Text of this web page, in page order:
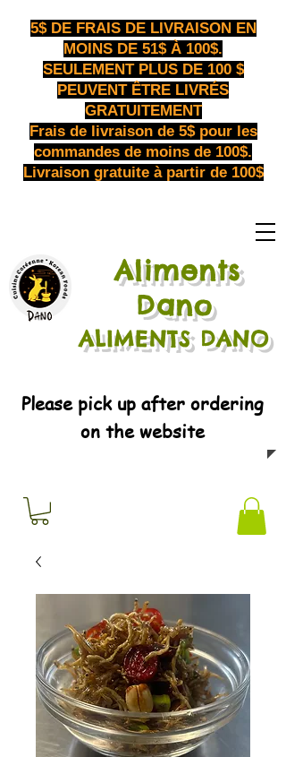
5$ DE FRAIS DE LIVRAISON EN
MOINS DE 51$ À 100$.
SEULEMENT PLUS DE 100 $
PEUVENT ÊTRE LIVRÉS
GRATUITEMENT
Frais de livraison de 5$ pour les
commandes de moins de 100$.
Livraison gratuite à partir de 100$
​Aliments
Dano
ALIMENTS DANO
Please pick up after ordering
on the website